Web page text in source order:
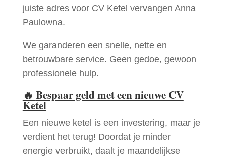
juiste adres voor CV Ketel vervangen Anna
Paulowna.
We garanderen een snelle, nette en
betrouwbare service. Geen gedoe, gewoon
professionele hulp.
🔥 Bespaar geld met een nieuwe CV
Ketel
Een nieuwe ketel is een investering, maar je
verdient het terug! Doordat je minder
energie verbruikt, daalt je maandelijkse